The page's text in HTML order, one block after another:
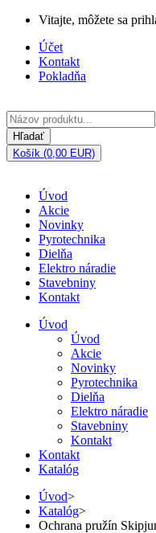
Vitajte, môžete sa
Účet
Kontakt
Pokladňa
Hľadať
Košík (0,00 EUR)
Úvod
Akcie
Novinky
Pyrotechnika
Dielňa
Elektro náradie
Stavebniny
Kontakt
Úvod
Úvod
Akcie
Novinky
Pyrotechnika
Dielňa
Elektro náradie
Stavebniny
Kontakt
Kontakt
Katalóg
Úvod>
Katalóg>
Ochrana pružín